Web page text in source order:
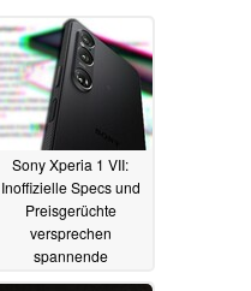
Sony Xperia 1 VII:
Inoffizielle Specs und
Preisgerüchte
versprechen
spannende
Neuigkeiten26.03.2025